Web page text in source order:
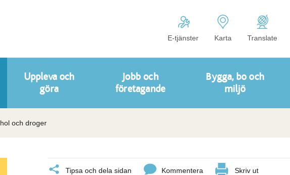
E-tjänster Karta Translate
Uppleva och
göra
Jobb och
företagande
Bygga, bo och
miljö
och droger
Tipsa och dela sidan Kommentera Skriv ut